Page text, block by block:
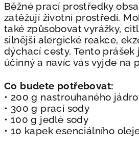
Běžné prací prostředky
zatěžují životní prostředí.
také způsobovat vyrážky,
silnější alergické reakce,
dýchací cesty. Tento prášek
účinný a navíc vás vyjde na
Co budete potřebovat:
• 200 g nastrouhaného
• 300 g prací sody
• 100 g jedlé sody
• 10 kapek esenciálního